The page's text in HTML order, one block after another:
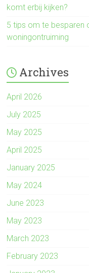
komt erbij kijken?
5 tips om te besparen
woningontruiming
Archives
April 2026
July 2025
May 2025
April 2025
January 2025
May 2024
June 2023
May 2023
March 2023
February 2023